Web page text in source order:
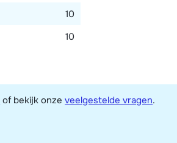
10
10
of bekijk onzeveelgestelde vragen.